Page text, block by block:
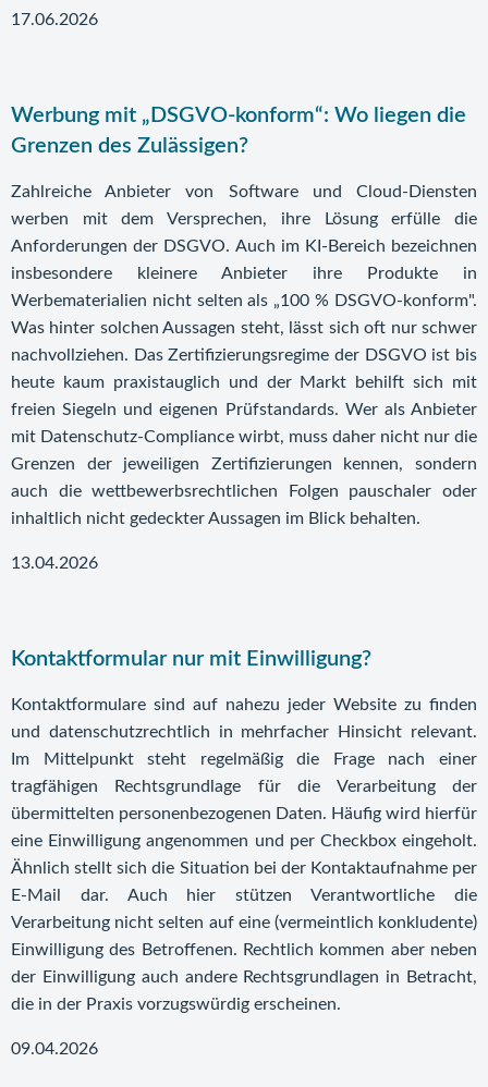
17.06.2026
Werbung mit „DSGVO-konform“: Wo liegen die
Grenzen des Zulässigen?
Zahlreiche Anbieter von Software und Cloud-Diensten
werben mit dem Versprechen, ihre Lösung erfülle die
Anforderungen der DSGVO. Auch im KI-Bereich bezeichnen
insbesondere kleinere Anbieter ihre Produkte in
Werbematerialien nicht selten als „100 % DSGVO-konform".
Was hinter solchen Aussagen steht, lässt sich oft nur schwer
nachvollziehen. Das Zertifizierungsregime der DSGVO ist bis
heute kaum praxistauglich und der Markt behilft sich mit
freien Siegeln und eigenen Prüfstandards. Wer als Anbieter
mit Datenschutz-Compliance wirbt, muss daher nicht nur die
Grenzen der jeweiligen Zertifizierungen kennen, sondern
auch die wettbewerbsrechtlichen Folgen pauschaler oder
inhaltlich nicht gedeckter Aussagen im Blick behalten.
13.04.2026
Kontaktformular nur mit Einwilligung?
Kontaktformulare sind auf nahezu jeder Website zu finden
und datenschutzrechtlich in mehrfacher Hinsicht relevant.
Im Mittelpunkt steht regelmäßig die Frage nach einer
tragfähigen Rechtsgrundlage für die Verarbeitung der
übermittelten personenbezogenen Daten. Häufig wird hierfür
eine Einwilligung angenommen und per Checkbox eingeholt.
Ähnlich stellt sich die Situation bei der Kontaktaufnahme per
E-Mail dar. Auch hier stützen Verantwortliche die
Verarbeitung nicht selten auf eine (vermeintlich konkludente)
Einwilligung des Betroffenen. Rechtlich kommen aber neben
der Einwilligung auch andere Rechtsgrundlagen in Betracht,
die in der Praxis vorzugswürdig erscheinen.
09.04.2026